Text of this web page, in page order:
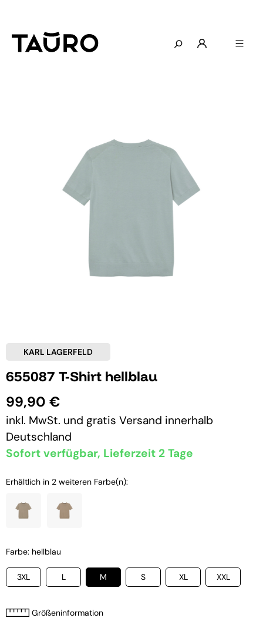
KARL LAGERFELD
655087 T-Shirt hellblau
99,90 €
inkl. MwSt. und gratis Versand innerhalb
Deutschland
Sofort verfügbar, Lieferzeit 2 Tage
Erhältlich in 2 weiteren Farbe(n):
Farbe: hellblau
3XL L M S XL XXL
Größeninformation